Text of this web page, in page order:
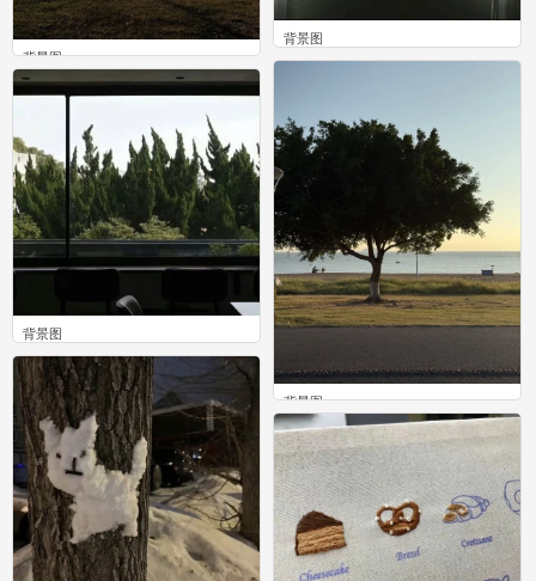
背景图
0
背景图
0
背景图
0
背景图
0